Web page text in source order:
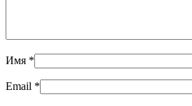
Имя *
Email *